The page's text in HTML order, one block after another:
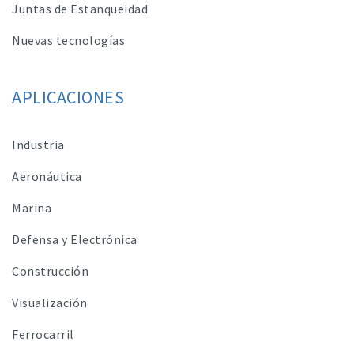
Juntas de Estanqueidad
Nuevas tecnologías
APLICACIONES
Industria
Aeronáutica
Marina
Defensa y Electrónica
Construcción
Visualización
Ferrocarril